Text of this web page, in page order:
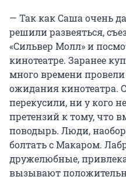
— Так как Саша очень
решили развеяться,
«Сильвер Молл» и
кинотеатре. Заранее
много времени провели
ожидания кинотеатра.
перекусили, ни у кого
претензий к тому, что
поводырь. Люди,
болтать с Макаром.
дружелюбные,
вызывают